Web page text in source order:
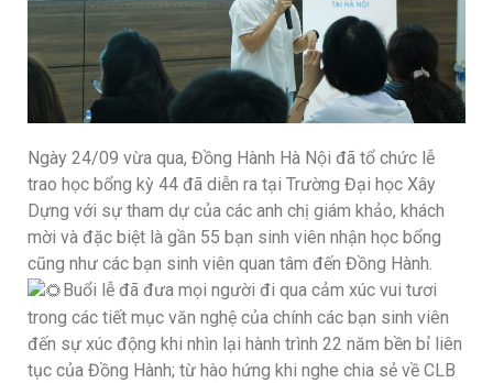
Ngày 24/09 vừa qua, Đồng Hành Hà Nội đã tổ chức lễ
trao học bổng kỳ 44 đã diễn ra tại Trường Đại học Xây
Dựng với sự tham dự của các anh chị giám khảo, khách
mời và đặc biệt là gần 55 bạn sinh viên nhận học bổng
cũng như các bạn sinh viên quan tâm đến Đồng Hành.
Buổi lễ đã đưa mọi người đi qua cảm xúc vui tươi
trong các tiết mục văn nghệ của chính các bạn sinh viên
đến sự xúc động khi nhìn lại hành trình 22 năm bền bỉ liên
tục của Đồng Hành; từ hào hứng khi nghe chia sẻ về CLB